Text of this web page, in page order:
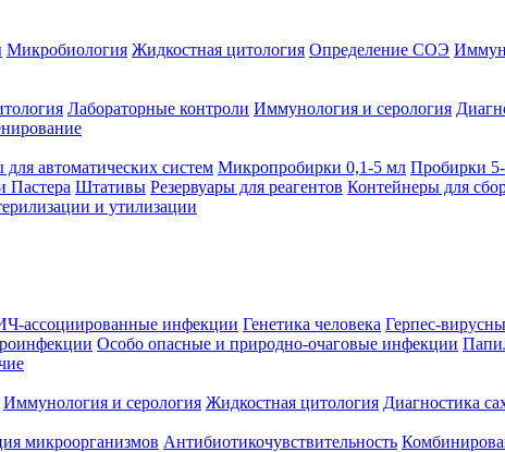
Микробиология Жидкостная цитология Определение СОЭ
Лабораторные контроли Иммунология и серология
автоматических систем Микропробирки 0,1-5 мл Пробирки
Пастера Штативы Резервуары для реагентов Контейнеры для
и утилизации
ассоциированные инфекции Генетика человека Герпес-
Особо опасные и природно-очаговые инфекции
Иммунология и серология Жидкостная цитология Диагностика
микроорганизмов Антибиотикочувствительность